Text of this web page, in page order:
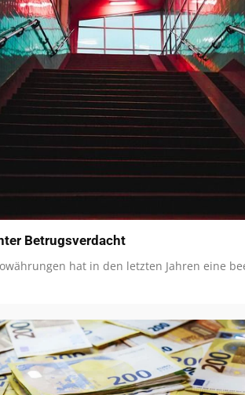
Betrugsverdacht
hat in den letzten Jahren eine